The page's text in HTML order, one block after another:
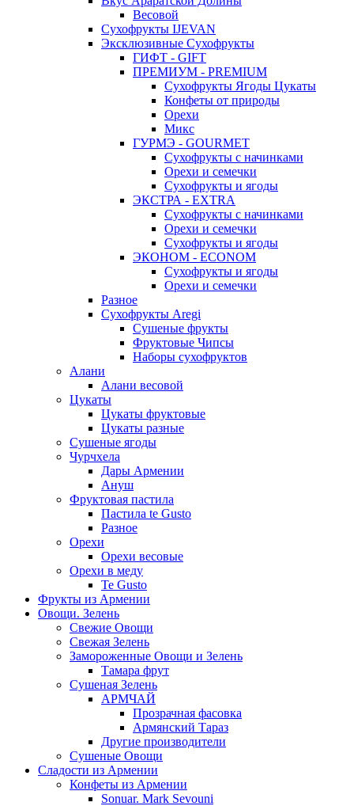
Весовой
Сухофрукты IJEVAN
Эксклюзивные Сухофрукты
ГИФТ - GIFT
ПРЕМИУМ - PREMIUM
Сухофрукты Ягоды Цукаты
Конфеты от природы
Орехи
Микс
ГУРМЭ - GOURMET
Сухофрукты с начинками
Орехи и семечки
Сухофрукты и ягоды
ЭКСТРА - EXTRA
Сухофрукты с начинками
Орехи и семечки
Сухофрукты и ягоды
ЭКОНОМ - ECONOM
Сухофрукты и ягоды
Орехи и семечки
Разное
Сухофрукты Aregi
Сушеные фрукты
Фруктовые Чипсы
Наборы сухофруктов
Алани
Алани весовой
Цукаты
Цукаты фруктовые
Цукаты разные
Сушеные ягоды
Чурчхела
Дары Армении
Ануш
Фруктовая пастила
Пастила te Gusto
Разное
Орехи
Орехи весовые
Орехи в меду
Te Gusto
Фрукты из Армении
Овощи. Зелень
Свежие Овощи
Свежая Зелень
Замороженные Овощи и Зелень
Тамара фрут
Сушеная Зелень
АРМЧАЙ
Прозрачная фасовка
Армянский Тараз
Другие производители
Сушеные Овощи
Сладости из Армении
Конфеты из Армении
Sonuar. Mark Sevouni